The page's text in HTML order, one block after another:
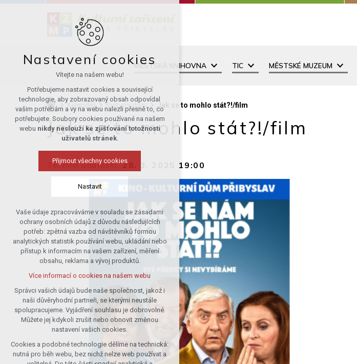
MĚSTSKÁ KNIHOVNA TIC MĚSTSKÉ MUZEUM
Kalendář Kulturní dům Jak se to mohlo stát?!/film
Jak se to mohlo stát?!/film
Termín události: 28. 3. 2025 19:00
Nastavení cookies
Vítejte na našem webu!
Potřebujeme nastavit cookies a související
technologie, aby zobrazovaný obsah odpovídal
vašim potřebám a vy na webu nalezli přesně to, co
potřebujete. Soubory cookies používané na našem
webu nikdy neslouží ke zjišťování totožnosti
uživatelů stránek.
Přijmout všechny cookies
Nastavit
Technická cookies
nutná pro provozování webu
udržení kontextu stránek (session):
případná přihlášení, volby jazyka, apod.
Volitelná cookies
analytická pro anonymizované
vyhodnocení návštěvnosti
marketingová cookies (Google)
Více informací o cookies na našem webu
Přijmout všechny cookies
Vaše údaje zpracováváme v souladu se zásadami
ochrany osobních údajů z důvodu následujících
potřeb: zpětná vazba od návštěvníků formou
analytických statistik používání webu, ukládání nebo
přístup k informacím na vašem zařízení, měření
obsahu, reklama a vývoj produktů.
Více informací o cookies na našem webu
Správci vašich údajů bude naše společnost, jakož i
naši důvěryhodní partneři, se kterými neustále
spolupracujeme. Vyjádření souhlasu je dobrovolné.
Můžete jej kdykoli zrušit nebo obnovit změnou
nastavení vašich cookies.
Cookies a podobné technologie dělíme na technická:
nutná pro běh webu, bez nichž nelze web používat a